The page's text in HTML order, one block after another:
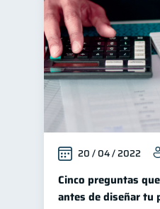
20 / 04 / 2022
Cinco preguntas
antes de diseñar tu